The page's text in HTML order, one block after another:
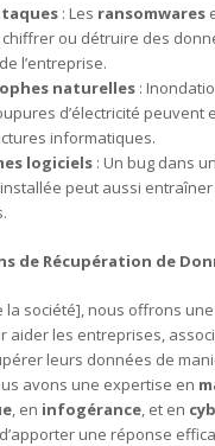
: Les ransomwares
ou détruire des
l’entreprise.
naturelles :
d’électricité peuvent
informatiques.
logiciels : Un bug dans
peut aussi
de Récupération de
la société], nous offrons
aider les entreprises,
leurs données de
avons une expertise en
, en infogérance, et en
une réponse